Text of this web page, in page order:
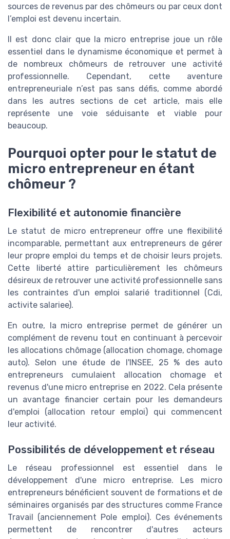
sources de revenus par des chômeurs ou par ceux dont
l’emploi est devenu incertain.
Il est donc clair que la micro entreprise joue un rôle
essentiel dans le dynamisme économique et permet à
de nombreux chômeurs de retrouver une activité
professionnelle. Cependant, cette aventure
entrepreneuriale n’est pas sans défis, comme abordé
dans les autres sections de cet article, mais elle
représente une voie séduisante et viable pour
beaucoup.
Pourquoi opter pour le statut de
micro entrepreneur en étant
chômeur ?
Flexibilité et autonomie financière
Le statut de micro entrepreneur offre une flexibilité
incomparable, permettant aux entrepreneurs de gérer
leur propre emploi du temps et de choisir leurs projets.
Cette liberté attire particulièrement les chômeurs
désireux de retrouver une activité professionnelle sans
les contraintes d'un emploi salarié traditionnel (Cdi,
activite salariee).
En outre, la micro entreprise permet de générer un
complément de revenu tout en continuant à percevoir
les allocations chômage (allocation chomage, chomage
auto). Selon une étude de l'INSEE, 25 % des auto
entrepreneurs cumulaient allocation chomage et
revenus d'une micro entreprise en 2022. Cela présente
un avantage financier certain pour les demandeurs
d'emploi (allocation retour emploi) qui commencent
leur activité.
Possibilités de développement et réseau
Le réseau professionnel est essentiel dans le
développement d'une micro entreprise. Les micro
entrepreneurs bénéficient souvent de formations et de
séminaires organisés par des structures comme France
Travail (anciennement Pole emploi). Ces événements
permettent de rencontrer d'autres acteurs